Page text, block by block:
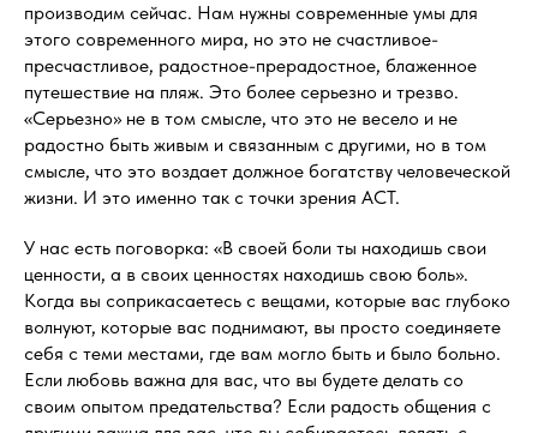
производим сейчас. Нам нужны современные умы для
этого современного мира, но это не счастливое-
пресчастливое, радостное-прерадостное, блаженное
путешествие на пляж. Это более серьезно и трезво.
«Серьезно» не в том смысле, что это не весело и не
радостно быть живым и связанным с другими, но в том
смысле, что это воздает должное богатству человеческой
жизни. И это именно так с точки зрения АСТ.
У нас есть поговорка: «В своей боли ты находишь свои
ценности, а в своих ценностях находишь свою боль».
Когда вы соприкасаетесь с вещами, которые вас глубоко
волнуют, которые вас поднимают, вы просто соединяете
себя с теми местами, где вам могло быть и было больно.
Если любовь важна для вас, что вы будете делать со
своим опытом предательства? Если радость общения с